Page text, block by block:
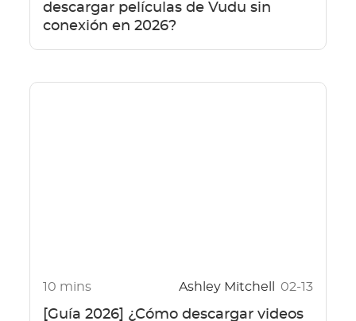
descargar películas de Vudu sin
conexión en 2026?
10 mins Ashley Mitchell 02-13
[Guía 2026] ¿Cómo descargar videos